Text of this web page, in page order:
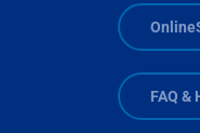
FAQ &